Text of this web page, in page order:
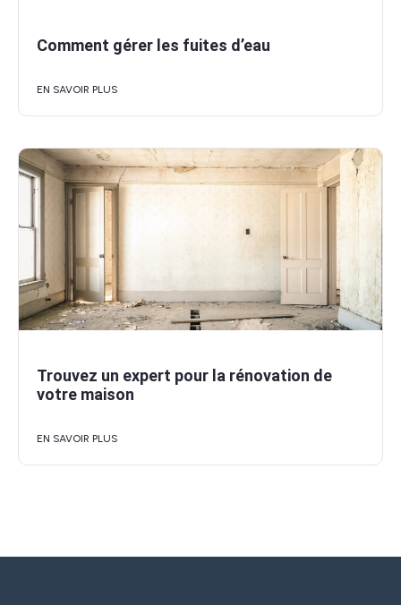
Comment gérer les fuites d’eau
EN SAVOIR PLUS
Trouvez un expert pour la rénovation de
votre maison
EN SAVOIR PLUS